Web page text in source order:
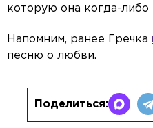
которую она когда-либо
Напомним, ранее Гречка
песню о любви.
Поделиться: